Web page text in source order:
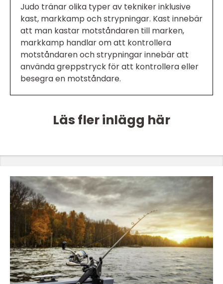
Judo tränar olika typer av tekniker inklusive
kast, markkamp och strypningar. Kast innebär
att man kastar motståndaren till marken,
markkamp handlar om att kontrollera
motståndaren och strypningar innebär att
använda greppstryck för att kontrollera eller
besegra en motståndare.
Läs fler inlägg här